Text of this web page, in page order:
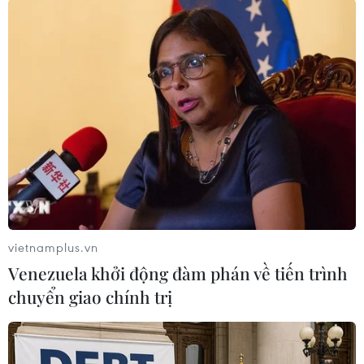
#Chủng virus Ebola CHDC Congo
TIN LIÊN QUAN
vietnamplus.vn
Venezuela khởi động đàm phán về tiến trình
chuyển giao chính trị